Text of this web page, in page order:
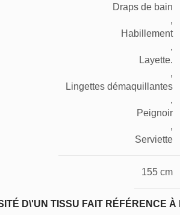
Draps de bain
,
Habillement
,
Layette.
,
Lingettes démaquillantes
,
Peignoir
,
Serviette
155 cm
D\'UN TISSU FAIT RÉFÉRENCE